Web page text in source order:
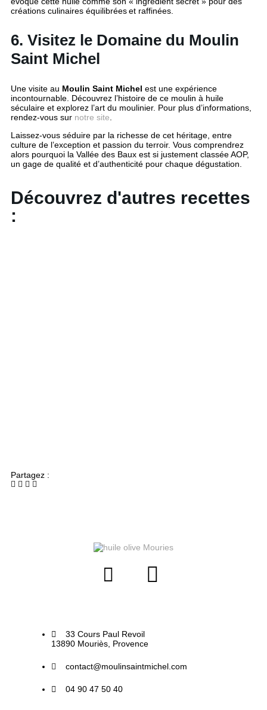
créations culinaires équilibrées et raffinées.
6. Visitez le Domaine du Moulin
Saint Michel
Une visite au Moulin Saint Michel est une expérience
incontournable. Découvrez l’histoire de ce moulin à huile
séculaire et explorez l’art du moulinier. Pour plus d’informations,
rendez-vous sur notre site
Laissez-vous séduire par la richesse de cet héritage, entre
culture de l’exception et passion du terroir. Vous comprendrez
alors pourquoi la Vallée des Baux est si justement classée AOP,
un gage de qualité et d’authenticité pour chaque dégustation.
Découvrez d'autres recettes
:
Partagez :
33 Cours Paul Revoil
13890 Mouriès, Provence
contact@moulinsaintmichel.com
04 90 47 50 40